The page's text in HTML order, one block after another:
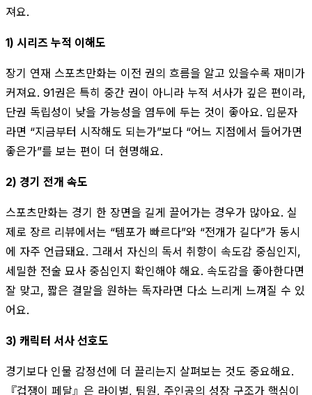
져요.
1) 시리즈 누적 이해도
장기 연재 스포츠만화는 이전 권의 흐름을 알고 있을수록 재미가
커져요. 91권은 특히 중간 권이 아니라 누적 서사가 깊은 편이라,
단권 독립성이 낮을 가능성을 염두에 두는 것이 좋아요. 입문자
라면 “지금부터 시작해도 되는가”보다 “어느 지점에서 들어가면
좋은가”를 보는 편이 더 현명해요.
2) 경기 전개 속도
스포츠만화는 경기 한 장면을 길게 끌어가는 경우가 많아요. 실
제로 장르 리뷰에서는 “템포가 빠르다”와 “전개가 길다”가 동시
에 자주 언급돼요. 그래서 자신의 독서 취향이 속도감 중심인지,
세밀한 전술 묘사 중심인지 확인해야 해요. 속도감을 좋아한다면
잘 맞고, 짧은 결말을 원하는 독자라면 다소 느리게 느껴질 수 있
어요.
3) 캐릭터 서사 선호도
경기보다 인물 감정선에 더 끌리는지 살펴보는 것도 중요해요.
『겁쟁이 페달』은 라이벌, 팀원, 주인공의 성장 구조가 핵심이